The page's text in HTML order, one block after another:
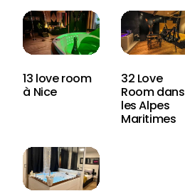
13 love room
à Nice
32 Love
Room dans
les Alpes
Maritimes
login